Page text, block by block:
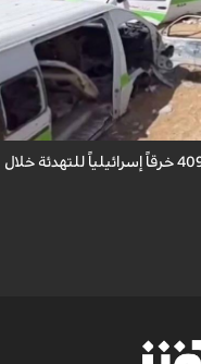
أعلن المكتب الإعلامي الحكومي في غزة ارتكاب الاحتلال الإسرائيلي أكثر من 4,091
عن ...
المكتب الإعلامي في غزة: 1254 شهيداً و4091 خرقاً إسرائيلياً للتهدئة خلال